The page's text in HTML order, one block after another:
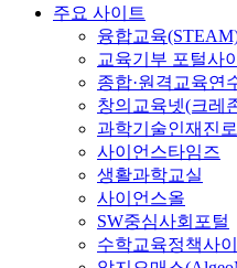
주요 사이트
융합교육
교육기부 포털사
종합·원격교육연
창의교육넷(크레
과학기술인재진
사이언스타임즈
생활과학교실
사이언스올
SW중심사회포털
수학교육정책사